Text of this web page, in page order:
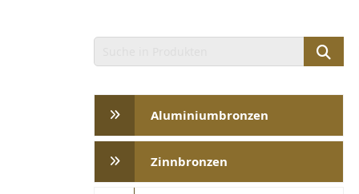
Aluminiumbronzen
Zinnbronzen